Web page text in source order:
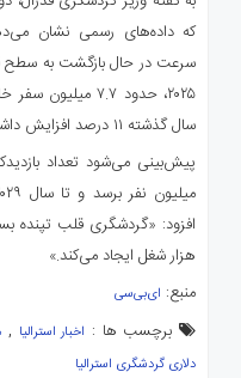
که داده‌های رسمی نشان
سرعت در حال بازگشت به سطح
۲۰۲۵، حدود ۷.۷
سال گذشته ۱۱ درصد افزایش داشته است.
افزود: «گردشگری قلب تپنده
هزار شغل ایجاد می‌کند.»
منبع: ای‌بی‌سی
برچسب ها : اخبار استرالیا ,
دلاری گردشگری استرالیا